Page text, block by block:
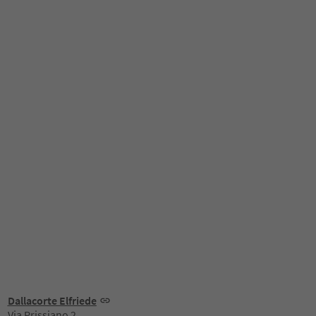
Dallacorte Elfriede